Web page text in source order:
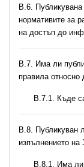
В.6.
нормативите за
на достъп до
В.7. Има ли
правила
В.7.1. Къде
В.8. Публикуван
изпълнението
В.8.1. Има ли